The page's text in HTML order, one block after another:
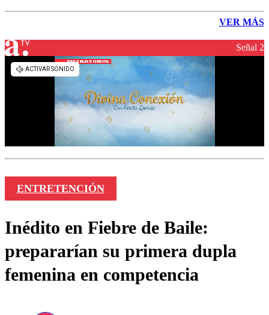
VER MÁS
Señal 2
ENTRETENCIÓN
Inédito en Fiebre de Baile:
prepararían su primera dupla
femenina en competencia